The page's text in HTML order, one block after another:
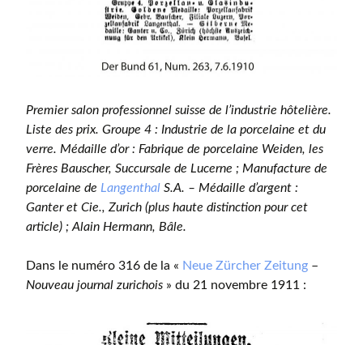
Premier salon professionnel suisse de l’industrie hôtelière.
Liste des prix. Groupe 4 : Industrie de la porcelaine et du
verre. Médaille d’or : Fabrique de porcelaine Weiden, les
Frères Bauscher, Succursale de Lucerne ; Manufacture de
porcelaine de Langenthal S.A. – Médaille d’argent :
Ganter et Cie., Zurich (plus haute distinction pour cet
article) ; Alain Hermann, Bâle.
Dans le numéro 316 de la « Neue Zürcher Zeitung –
Nouveau journal zurichois » du 21 novembre 1911 :